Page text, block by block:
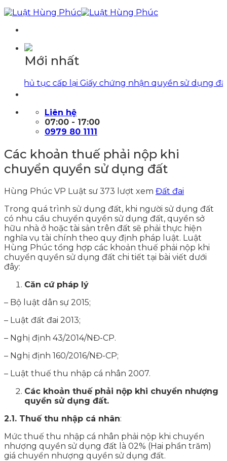
Mới nhất
thủ tục cấp lại Giấy chứng nhận quyền sử dụng đất|
Liên hệ
07:00 - 17:00
0979 80 1111
Các khoản thuế phải nộp khi
chuyển quyền sử dụng đất
Hùng Phúc VP Luật sư 373 lượt xem Đất đai
Trong quá trình sử dụng đất, khi người sử dụng đất
có nhu cầu chuyển quyền sử dụng đất, quyền sở
hữu nhà ở hoặc tài sản trên đất sẽ phải thực hiện
nghĩa vụ tài chính theo quy định pháp luật. Luật
Hùng Phúc tổng hợp các khoản thuế phải nộp khi
chuyển quyền sử dụng đất chi tiết tại bài viết dưới
đây:
Căn cứ pháp lý
– Bộ luật dân sự 2015;
– Luật đất đai 2013;
– Nghị định 43/2014/NĐ-CP.
– Nghị định 160/2016/NĐ-CP;
– Luật thuế thu nhập cá nhân 2007.
Các khoản thuế phải nộp khi chuyển nhượng
quyền sử dụng đất.
2.1. Thuế thu nhập cá nhân:
Mức thuế thu nhập cá nhân phải nộp khi chuyển
nhượng quyền sử dụng đất là 02% (Hai phần trăm)
giá chuyển nhượng quyền sử dụng đất.